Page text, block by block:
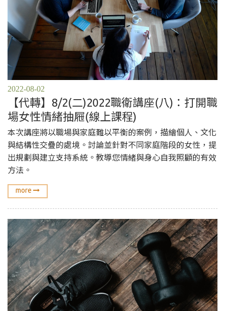
2022-08-02
【代轉】8/2(二)2022職衛講座(八)：打開職
場女性情緒抽屜(線上課程)
本次講座將以職場與家庭難以平衡的案例，描繪個人、文化
與結構性交疊的處境。討論並針對不同家庭階段的女性，提
出規劃與建立支持系統。教導您情緒與身心自我照顧的有效
方法。
more